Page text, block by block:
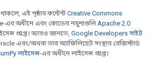
এই পৃষ্ঠার কন্টেন্ট Creative Commons
-এর অধীনে এবং কোডের নমুনাগুলিApache 2.0
প্রাপ্ত। আরও জানতে, Google Developers সাইট
এবং/অথবা তার অ্যাফিলিয়েট সংস্থার রেজিস্টার্ড
লাইসেন্স-এর অধীনে লাইসেন্স প্রাপ্ত।